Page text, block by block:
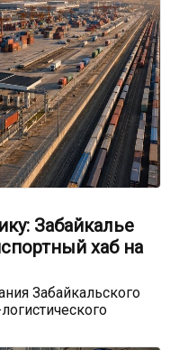
Забайкалье
хаб на
Забайкальского